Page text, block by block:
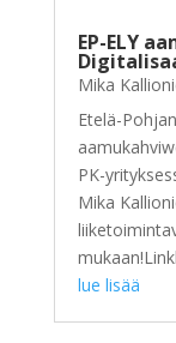
EP-ELY
Mika
Etelä-
PK-
Mika
lue lisää